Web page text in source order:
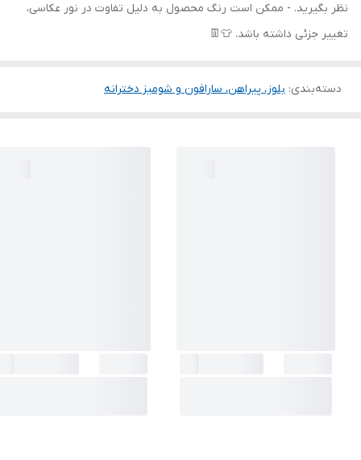
نظر بگیرید. - ممکن است رنگ محصول به دلیل تفاوت در نور عکاسی،
تغییر جزئی داشته باشد. 👕👖
دسته‌بندی: بلوز، پیراهن، سارافون و شومیز دخترانه